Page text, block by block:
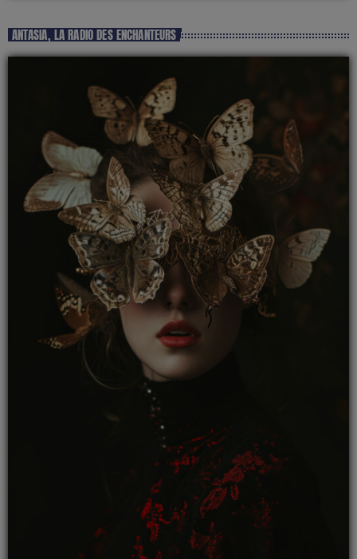
ANTASIA, LA RADIO DES ENCHANTEURS